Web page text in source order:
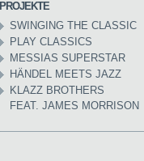
PROJEKTE
SWINGING THE CLASSIC
PLAY CLASSICS
MESSIAS SUPERSTAR
HÄNDEL MEETS JAZZ
KLAZZ BROTHERS
FEAT. JAMES MORRISON